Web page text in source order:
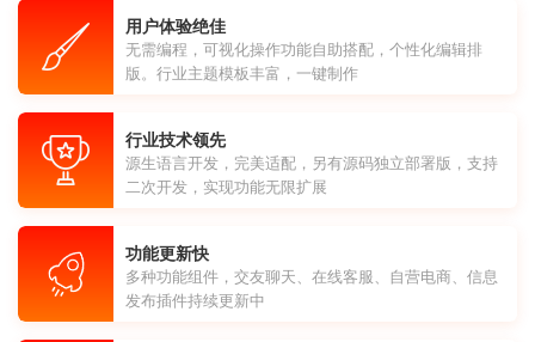
用户体验绝佳
无需编程，可视化操作功能自助搭配，个性化编辑排
版。行业主题模板丰富，一键制作
行业技术领先
源生语言开发，完美适配，另有源码独立部署版，支持
二次开发，实现功能无限扩展
功能更新快
多种功能组件，交友聊天、在线客服、自营电商、信息
发布插件持续更新中